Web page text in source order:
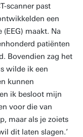
scanner past
een
maakt. Na
patiënten
Bovendien zag het
wilde ik een
kunnen
ik besloot mijn
voor die van
maar als je zoiets
dit laten slagen.’